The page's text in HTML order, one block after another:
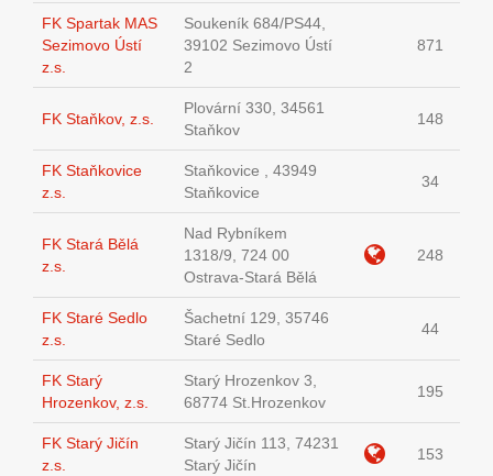
FK Spartak MAS
Sezimovo Ústí
z.s.
Soukeník 684/PS44,
39102 Sezimovo Ústí
2
871
FK Staňkov, z.s.
Plovární 330, 34561
Staňkov
148
FK Staňkovice
z.s.
Staňkovice , 43949
Staňkovice
34
FK Stará Bělá
z.s.
Nad Rybníkem
1318/9, 724 00
Ostrava-Stará Bělá
248
FK Staré Sedlo
z.s.
Šachetní 129, 35746
Staré Sedlo
44
FK Starý
Hrozenkov, z.s.
Starý Hrozenkov 3,
68774 St.Hrozenkov
195
FK Starý Jičín
z.s.
Starý Jičín 113, 74231
Starý Jičín
153